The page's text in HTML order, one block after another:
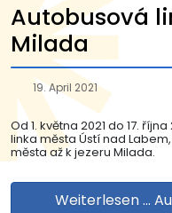
Autobusová
Milada
19. April 2021
Od 1. května 2021 do 17.
linka města Ústí nad
města až k jezeru Milada.
Weiterlesen …